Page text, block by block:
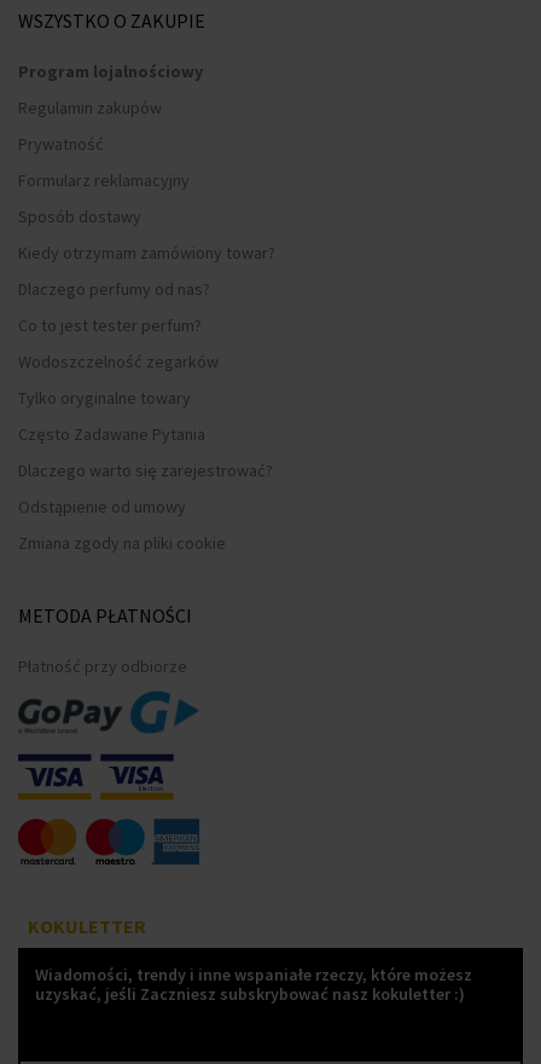
WSZYSTKO O ZAKUPIE
Program lojalnościowy
Regulamin zakupów
Prywatność
Formularz reklamacyjny
Sposób dostawy
Kiedy otrzymam zamówiony towar?
Dlaczego perfumy od nas?
Co to jest tester perfum?
Wodoszczelność zegarków
Tylko oryginalne towary
Często Zadawane Pytania
Dlaczego warto się zarejestrować?
Odstąpienie od umowy
Zmiana zgody na pliki cookie
METODA PŁATNOŚCI
Płatność przy odbiorze
KOKULETTER
Wiadomości, trendy i inne wspaniałe rzeczy, które możesz
uzyskać, jeśli Zaczniesz subskrybować nasz kokuletter :)